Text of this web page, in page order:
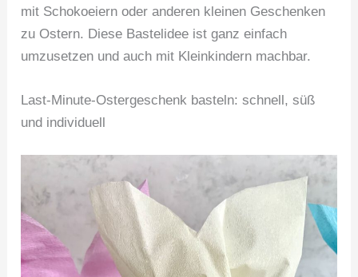
mit Schokoeiern oder anderen kleinen Geschenken
zu Ostern. Diese Bastelidee ist ganz einfach
umzusetzen und auch mit Kleinkindern machbar.
Last-Minute-Ostergeschenk basteln: schnell, süß
und individuell